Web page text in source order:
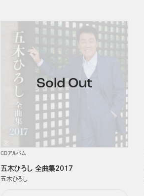
CDアルバム
五木ひろし 全曲集2017
五木ひろし